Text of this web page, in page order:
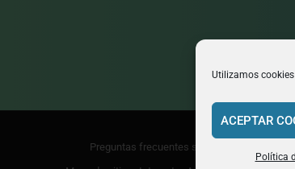
Utilizamos
ACEPTAR
Política
Preguntas frecuentes sobre la formación